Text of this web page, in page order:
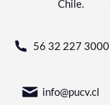
Chile.
56 32 227 3000
info@pucv.cl